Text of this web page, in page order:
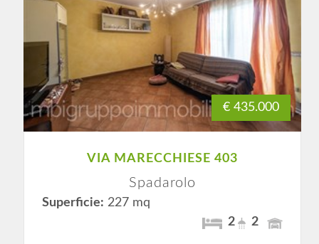
€ 435.000
VIA MARECCHIESE 403
Spadarolo
Superficie: 227 mq
2
2